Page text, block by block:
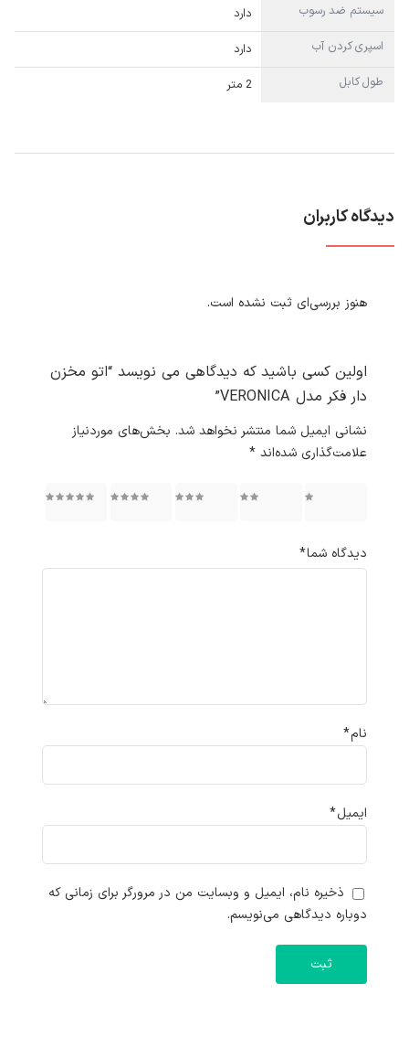
سیستم ضد رسوب
دارد
اسپری کردن آب
دارد
طول کابل
2 متر
دیدگاه کاربران
هنوز بررسی‌ای ثبت نشده است.
اولین کسی باشید که دیدگاهی می نویسد “اتو مخزن
دار فکر مدل VERONICA”
نشانی ایمیل شما منتشر نخواهد شد. بخش‌های موردنیاز
علامت‌گذاری شده‌اند *
۳ از ۵ ۴ از ۵ ۵ از ۵
دیدگاه شما*
نام*
ایمیل*
ذخیره نام، ایمیل و وبسایت من در مرورگر برای زمانی که
دوباره دیدگاهی می‌نویسم.